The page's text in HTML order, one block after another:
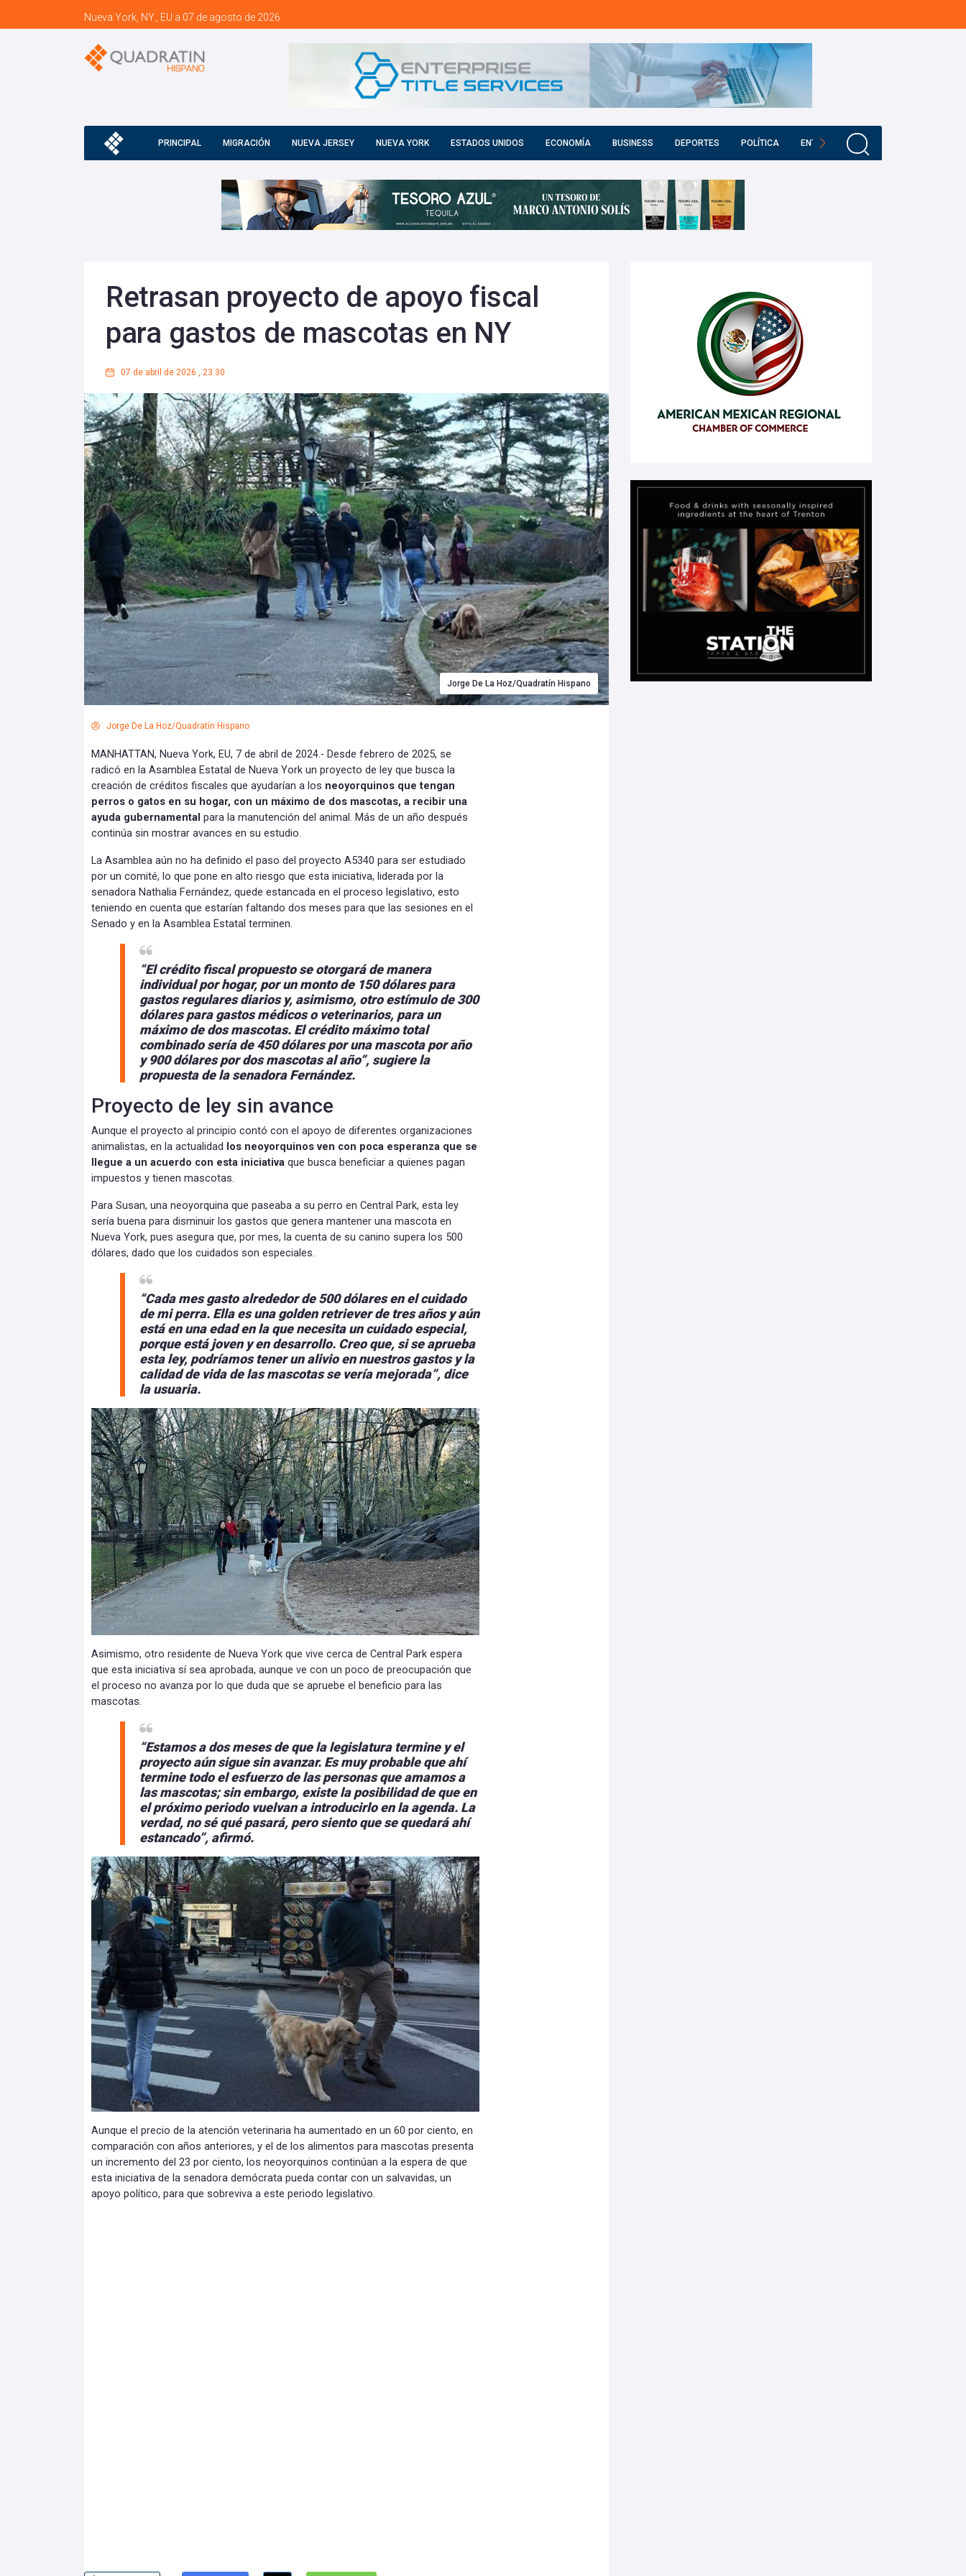
Nueva York, NY., EU a 07 de agosto de 2026
PRINCIPAL MIGRACIÓN NUEVA JERSEY NUEVA YORK ESTADOS UNIDOS ECONOMÍA BUSINESS DEPORTES POLÍTICA ENTRETENIMIENTO
Retrasan proyecto de apoyo fiscal
para gastos de mascotas en NY
07 de abril de 2026 , 23:30
Jorge De La Hoz/Quadratín Hispano
Jorge De La Hoz/Quadratín Hispano
MANHATTAN, Nueva York, EU, 7 de abril de 2024.- Desde febrero de 2025, se
radicó en la Asamblea Estatal de Nueva York un proyecto de ley que busca la
creación de créditos fiscales que ayudarían a los neoyorquinos que tengan
perros o gatos en su hogar, con un máximo de dos mascotas, a recibir una
ayuda gubernamental para la manutención del animal. Más de un año después
continúa sin mostrar avances en su estudio.
La Asamblea aún no ha definido el paso del proyecto A5340 para ser estudiado
por un comité, lo que pone en alto riesgo que esta iniciativa, liderada por la
senadora Nathalia Fernández, quede estancada en el proceso legislativo, esto
teniendo en cuenta que estarían faltando dos meses para que las sesiones en el
Senado y en la Asamblea Estatal terminen.
“El crédito fiscal propuesto se otorgará de manera
individual por hogar, por un monto de 150 dólares para
gastos regulares diarios y, asimismo, otro estímulo de 300
dólares para gastos médicos o veterinarios, para un
máximo de dos mascotas. El crédito máximo total
combinado sería de 450 dólares por una mascota por año
y 900 dólares por dos mascotas al año”, sugiere la
propuesta de la senadora Fernández.
Proyecto de ley sin avance
Aunque el proyecto al principio contó con el apoyo de diferentes organizaciones
animalistas, en la actualidad
los neoyorquinos ven con poca esperanza que se
llegue a un acuerdo con esta iniciativa que busca beneficiar a quienes pagan
impuestos y tienen mascotas.
Para Susan, una neoyorquina que paseaba a su perro en Central Park, esta ley
sería buena para disminuir los gastos que genera mantener una mascota en
Nueva York, pues asegura que, por mes, la cuenta de su canino supera los 500
dólares, dado que los cuidados son especiales.
“Cada mes gasto alrededor de 500 dólares en el cuidado
de mi perra. Ella es una golden retriever de tres años y aún
está en una edad en la que necesita un cuidado especial,
porque está joven y en desarrollo. Creo que, si se aprueba
esta ley, podríamos tener un alivio en nuestros gastos y la
calidad de vida de las mascotas se vería mejorada”, dice
la usuaria.
Asimismo, otro residente de Nueva York que vive cerca de Central Park espera
que esta iniciativa sí sea aprobada, aunque ve con un poco de preocupación que
el proceso no avanza por lo que duda que se apruebe el beneficio para las
mascotas.
“Estamos a dos meses de que la legislatura termine y el
proyecto aún sigue sin avanzar. Es muy probable que ahí
termine todo el esfuerzo de las personas que amamos a
las mascotas; sin embargo, existe la posibilidad de que en
el próximo periodo vuelvan a introducirlo en la agenda. La
verdad, no sé qué pasará, pero siento que se quedará ahí
estancado”, afirmó.
Aunque el precio de la atención veterinaria ha aumentado en un 60 por ciento, en
comparación con años anteriores, y el de los alimentos para mascotas presenta
un incremento del 23 por ciento, los neoyorquinos continúan a la espera de que
esta iniciativa de la senadora demócrata pueda contar con un salvavidas, un
apoyo político, para que sobreviva a este periodo legislativo.